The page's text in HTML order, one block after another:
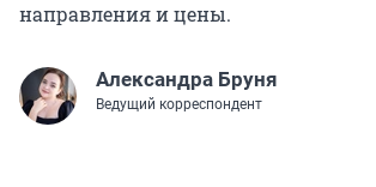
направления и цены.
Александра Бруня
Ведущий корреспондент